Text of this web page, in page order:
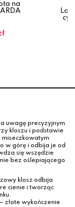
na
uwagę precyzyjnym
kloszu i podstawie
miseczkowatym
w górę i odbija je od
się wszędzie
bez oślepiającego
klosz odbija
cienie i tworząc
złote wykończenie